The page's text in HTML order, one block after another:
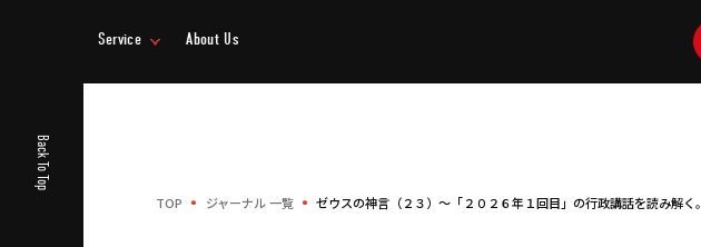
Service About Us
Back To Top
TOP ジャーナル 一覧 ゼウスの神言（２３）～「２０２６年１回目」の行政講話を読み解く。